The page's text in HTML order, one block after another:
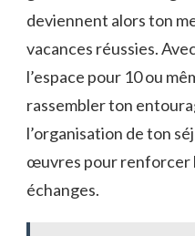
deviennent alors ton
vacances réussies.
l’espace pour 10 ou
rassembler ton
l’organisation de ton
œuvres pour renforcer
échanges.